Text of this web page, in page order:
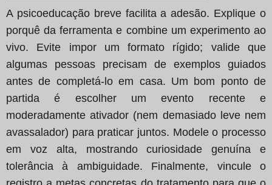
A psicoeducação breve facilita a adesão. Explique o
porquê da ferramenta e combine um experimento ao
vivo. Evite impor um formato rígido; valide que
algumas pessoas precisam de exemplos guiados
antes de completá‑lo em casa. Um bom ponto de
partida é escolher um evento recente e
moderadamente ativador (nem demasiado leve nem
avassalador) para praticar juntos. Modele o processo
em voz alta, mostrando curiosidade genuína e
tolerância à ambiguidade. Finalmente, vincule o